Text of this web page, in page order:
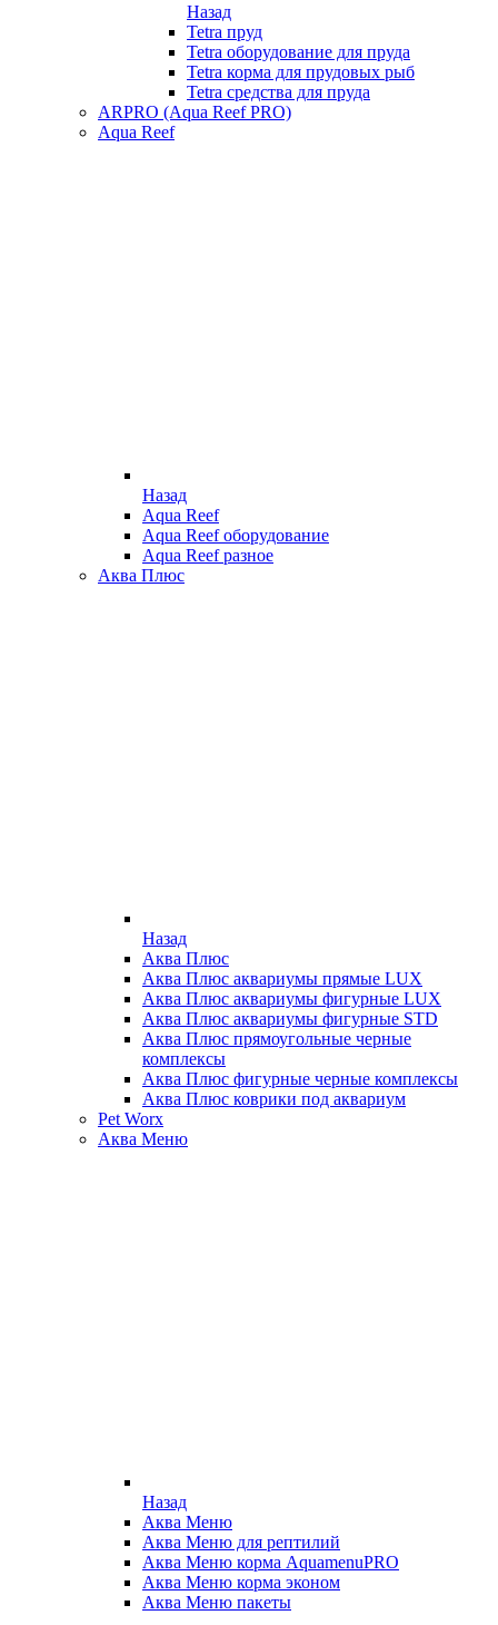
Назад
Tetra пруд
Tetra оборудование для пруда
Tetra корма для прудовых рыб
Tetra средства для пруда
ARPRO (Aqua Reef PRO)
Aqua Reef
Назад
Aqua Reef
Aqua Reef оборудование
Aqua Reef разное
Аква Плюс
Назад
Аква Плюс
Аква Плюс аквариумы прямые LUX
Аква Плюс аквариумы фигурные LUX
Аква Плюс аквариумы фигурные STD
Аква Плюс прямоугольные черные
комплексы
Аква Плюс фигурные черные комплексы
Аква Плюс коврики под аквариум
Pet Worx
Аква Меню
Назад
Аква Меню
Аква Меню для рептилий
Аква Меню корма AquamenuPRO
Аква Меню корма эконом
Аква Меню пакеты